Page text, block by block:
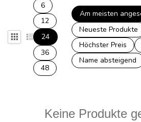
6
12
24
36
48
Am meisten
Neueste Produkte
Höchster Preis
Name absteigend
Keine Produkte